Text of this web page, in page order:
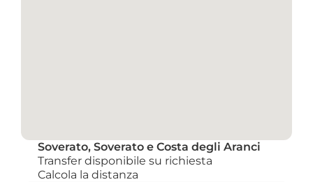
Soverato, Soverato e Costa degli Aranci
Transfer disponibile su richiesta
Calcola la distanza